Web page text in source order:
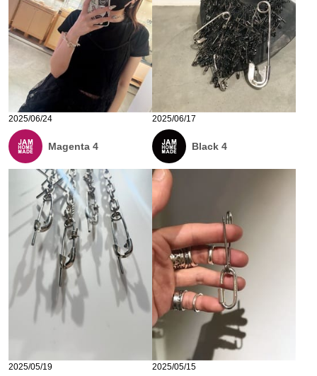
2025/06/24
Magenta 4
2025/06/17
Black 4
2025/05/19 2025/05/15